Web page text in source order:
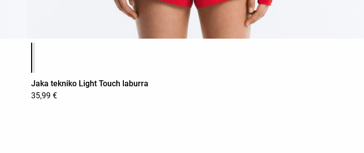
Jaka tekniko Light Touch laburra
35,99 €